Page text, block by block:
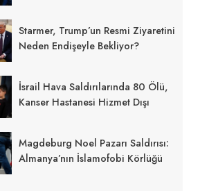
Starmer, Trump’un Resmi Ziyaretini
Neden Endişeyle Bekliyor?
İsrail Hava Saldırılarında 80 Ölü,
Kanser Hastanesi Hizmet Dışı
Magdeburg Noel Pazarı Saldırısı:
Almanya’nın İslamofobi Körlüğü